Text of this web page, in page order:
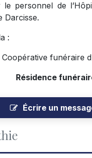
personnel de
Darcisse.
:
Coopérative funéraire
Résidence
Écrire un